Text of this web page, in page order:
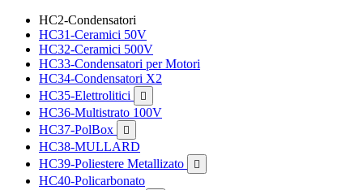
HC2-Condensatori
HC31-Ceramici 50V
HC32-Ceramici 500V
HC33-Condensatori per Motori
HC34-Condensatori X2
HC35-Elettrolitici

HC36-Multistrato 100V
HC37-PolBox

HC38-MULLARD
HC39-Poliestere Metallizato

HC40-Policarbonato